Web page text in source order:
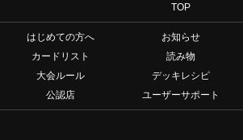
TOP
はじめての方へ お知らせ
カードリスト
読み物
大会ルール
デッキレシピ
公認店
ユーザーサポート